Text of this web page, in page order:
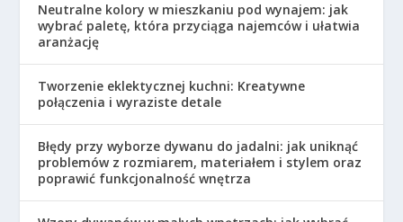
Neutralne kolory w mieszkaniu pod wynajem: jak
wybrać paletę, która przyciąga najemców i ułatwia
aranżację
Tworzenie eklektycznej kuchni: Kreatywne
połączenia i wyraziste detale
Błędy przy wyborze dywanu do jadalni: jak uniknąć
problemów z rozmiarem, materiałem i stylem oraz
poprawić funkcjonalność wnętrza